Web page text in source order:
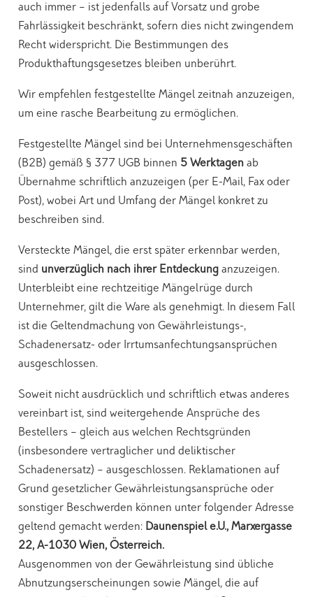
auch immer – ist jedenfalls auf Vorsatz und grobe
Fahrlässigkeit beschränkt, sofern dies nicht zwingendem
Recht widerspricht. Die Bestimmungen des
Produkthaftungsgesetzes bleiben unberührt.
Wir empfehlen festgestellte Mängel zeitnah anzuzeigen,
um eine rasche Bearbeitung zu ermöglichen.
Festgestellte Mängel sind bei Unternehmensgeschäften
(B2B) gemäß § 377 UGB binnen 5 Werktagenab
Übernahme schriftlich anzuzeigen (per E-Mail, Fax oder
Post), wobei Art und Umfang der Mängel konkret zu
beschreiben sind.
Versteckte Mängel, die erst später erkennbar werden,
sind unverzüglich nach ihrer Entdeckunganzuzeigen.
Unterbleibt eine rechtzeitige Mängelrüge durch
Unternehmer, gilt die Ware als genehmigt. In diesem Fall
ist die Geltendmachung von Gewährleistungs-,
Schadenersatz- oder Irrtumsanfechtungsansprüchen
ausgeschlossen.
Soweit nicht ausdrücklich und schriftlich etwas anderes
vereinbart ist, sind weitergehende Ansprüche des
Bestellers – gleich aus welchen Rechtsgründen
(insbesondere vertraglicher und deliktischer
Schadenersatz) – ausgeschlossen. Reklamationen auf
Grund gesetzlicher Gewährleistungsansprüche oder
sonstiger Beschwerden können unter folgender Adresse
geltend gemacht werden: Daunenspiel e.U., Marxergasse
22, A-1030 Wien, Österreich.
Ausgenommen von der Gewährleistung sind übliche
Abnutzungserscheinungen sowie Mängel, die auf